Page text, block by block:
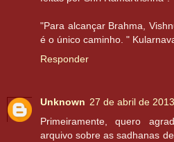
"Para alcançar Brahma,
é o único caminho. "
Responder
Unknown 27 de abril de
Primeiramente, quero
arquivo sobre as sadhanas